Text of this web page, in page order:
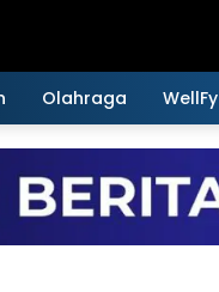
Olahraga WellFy